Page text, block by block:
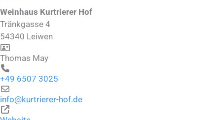
Weinhaus Kurtrierer Hof
Tränkgasse 4
54340 Leiwen
Thomas May
+49 6507 3025
info@kurtrierer-hof.de